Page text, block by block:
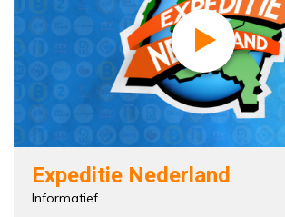
Expeditie Nederland
Informatief